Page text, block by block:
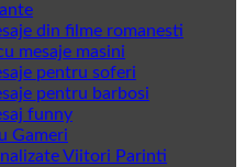
din filme romanesti
mesaje masini
pentru soferi
pentru barbosi
funny
Gameri
Viitori Parinti